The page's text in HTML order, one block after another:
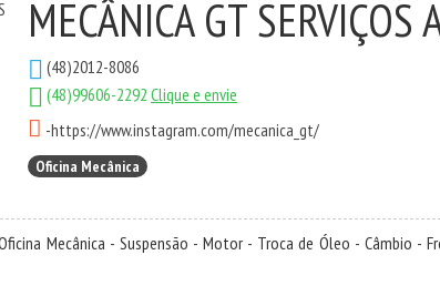
MECÂNICA GT SERVIÇOS
(48)2012-8086
(48)99606-2292 Clique e envie
-https://www.instagram.com/mecanica_gt/
Oficina Mecânica
Mecânica - Suspensão - Motor - Troca de Óleo - Câmbio -